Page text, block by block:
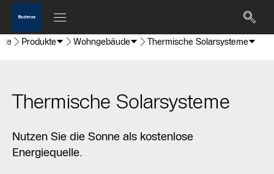
Produkte Wohngebäude Thermische Solarsysteme
Thermische Solarsysteme
Nutzen Sie die Sonne als kostenlose
Energiequelle.